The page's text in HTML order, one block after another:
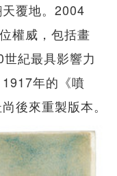
天覆地。2004
權威，包括畫
紀最具影響力
年的《噴
後來重製版本。